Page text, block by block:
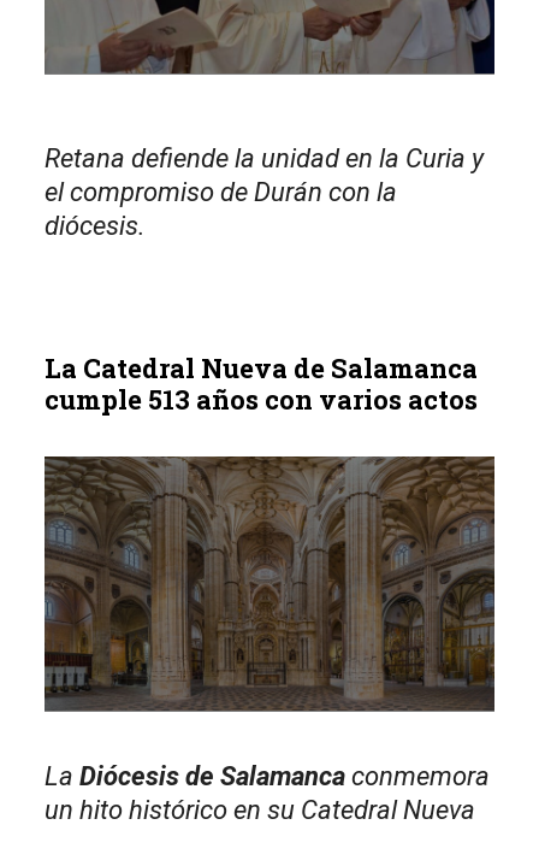
Retana defiende la unidad en la Curia y
el compromiso de Durán con la
diócesis.
La Catedral Nueva de Salamanca
cumple 513 años con varios actos
La Diócesis de Salamancaconmemora
un hito histórico en su Catedral Nueva